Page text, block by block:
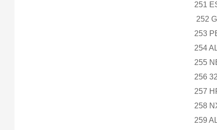
251
252
253
254
255
256
257
258
259